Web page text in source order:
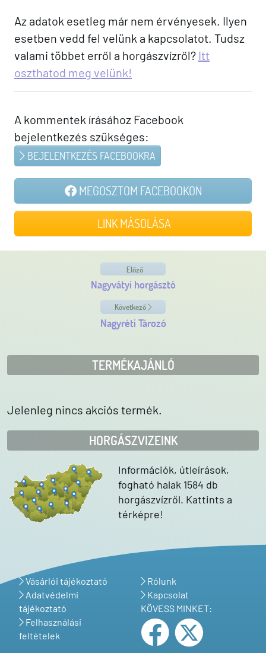
Az adatok esetleg már nem érvényesek. Ilyen
esetben vedd fel velünk a kapcsolatot. Tudsz
valami többet erről a horgászvízről? Itt
oszthatod meg velünk!
A kommentek írásához Facebook
bejelentkezés szükséges:
BEJELENTKEZÉS FACEBOOKRA
MEGOSZTOM FACEBOOKON
LINK MÁSOLÁSA
Előző
Nagyvátyi horgásztó
Következő
Nagyréti Tározó
TERMÉKAJÁNLÓ
Jelenleg nincs akciós termék.
HORGÁSZVIZEINK
Információk, útleírások,
fogható halak 1584 db
horgászvízről. Kattints a
térképre!
Vásárlói tájékoztató
Adatvédelmi
tájékoztató
Felhasználási
feltételek
Rólunk
Kapcsolat
KÖVESS MINKET: